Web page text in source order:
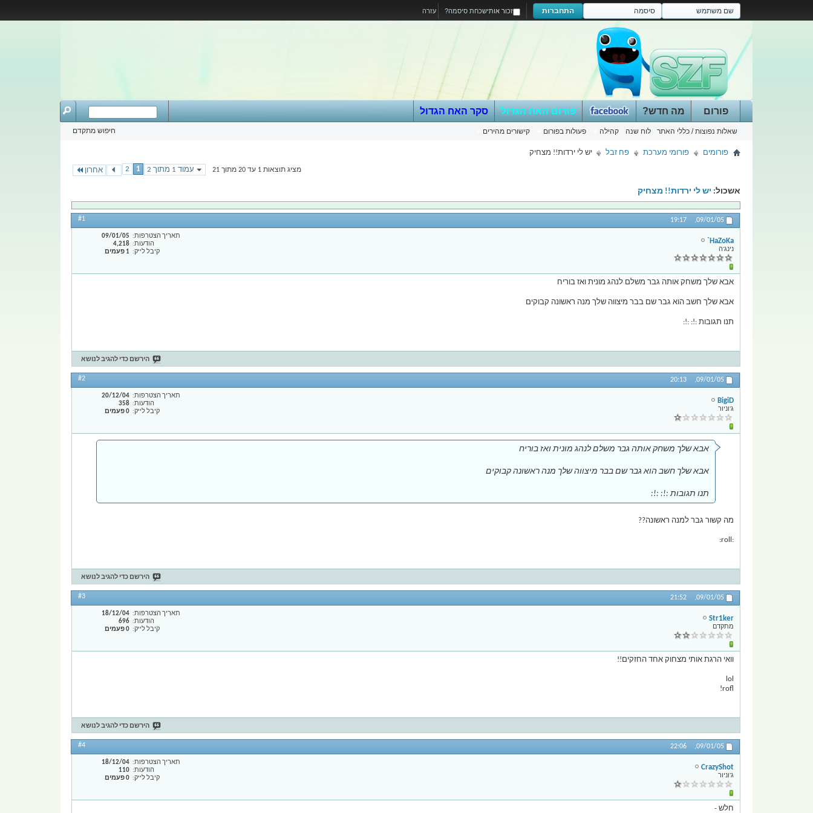
עזרה התחברות זכור אותישכחת סיסמה?
פורום
שאלות נפוצות / כללי האתר לוח שנה קהילה פעולות בפורום קישורים מהירים
מה חדש? פורום האח הגדול סקר האח הגדול
חיפוש מתקדם
פורומים פורומי מערכת פח זבל יש לי ירדות!! מצחיק
עמוד 1 מתוך 2 1
2 אחרון מציג תוצאות 1 עד 20 מתוך 21
אשכול: יש לי ירדות!! מצחיק
09/01/05,
19:17
#1
HaZoKa`
נינג'ה
תאריך הצטרפות
09/01/05
הודעות
4,218
קיבל לייק
1 פעמים
אבא שלך משחק אותה גבר משלם לנהג מונית ואז בוריח
אבא שלך חשב הוא גבר שם בבר מיצווה שלך מנה ראשונה קבוקים
תנו תגובות :!: :!:
הירשם כדי להגיב לנושא
09/01/05,
20:13
#2
BigiD
ג'וניור
תאריך הצטרפות
20/12/04
הודעות
358
קיבל לייק
0 פעמים
אבא שלך משחק אותה גבר משלם לנהג מונית ואז בוריח
אבא שלך חשב הוא גבר שם בבר מיצווה שלך מנה ראשונה קבוקים
תנו תגובות :!: :!:
מה קשור גבר למנה ראשונה??
:roll:
הירשם כדי להגיב לנושא
09/01/05,
21:52
#3
Str1ker
מתקדם
תאריך הצטרפות
18/12/04
הודעות
696
קיבל לייק
0 פעמים
וואי הרגת אותי מצחוק אחד החזקים!!
lol
rofl!
הירשם כדי להגיב לנושא
09/01/05,
22:06
#4
CrazyShot
ג'וניור
תאריך הצטרפות
18/12/04
הודעות
110
קיבל לייק
0 פעמים
חלש -